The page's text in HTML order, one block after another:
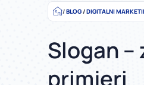
BLOG/DIGITALNI
Slogan
primjeri